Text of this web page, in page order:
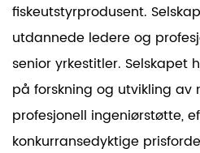
fiskeutstyrprodusent.
utdannede ledere og
senior yrkestitler. Selskapet
på forskning og utvikling av
profesjonell ingeniørstøtte,
konkurransedyktige